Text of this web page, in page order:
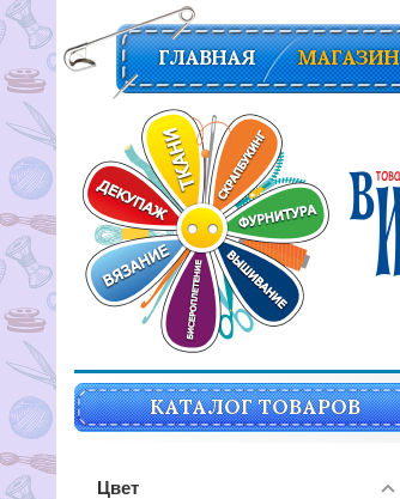
ГЛАВНАЯ МАГАЗИН
КАТАЛОГ ТОВАРОВ
Цвет